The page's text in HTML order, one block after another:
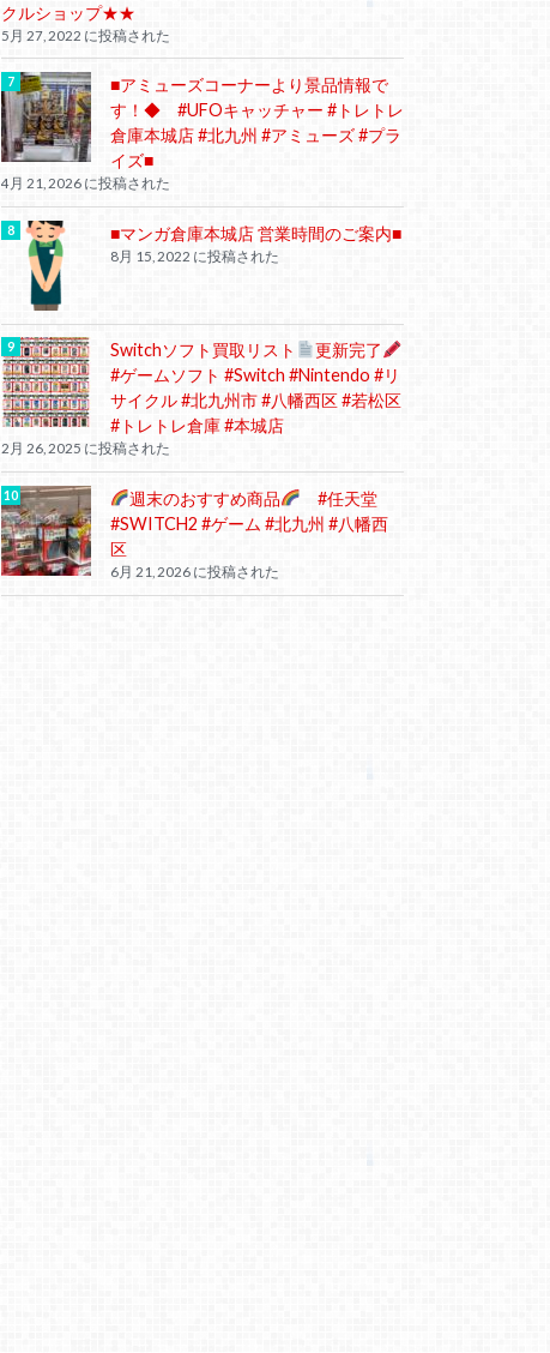
クルショップ★★
5月 27, 2022 に投稿された
■アミューズコーナーより景品情報で
す！◆ #UFOキャッチャー #トレトレ
倉庫本城店 #北九州 #アミューズ #プラ
イズ■
4月 21, 2026 に投稿された
■マンガ倉庫本城店 営業時間のご案内■
8月 15, 2022 に投稿された
Switchソフト買取リスト
更新完了
#ゲームソフト #Switch #Nintendo #リ
サイクル #北九州市 #八幡西区 #若松区
#トレトレ倉庫 #本城店
2月 26, 2025 に投稿された
週末のおすすめ商品
#任天堂
#SWITCH2 #ゲーム #北九州 #八幡西
区
6月 21, 2026 に投稿された